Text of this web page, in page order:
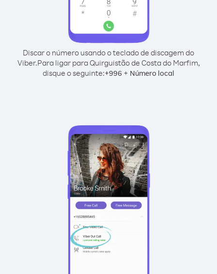
Discar o número usando o teclado de discagem do
Viber.Para ligar para Quirguistão de Costa do Marfim,
disque o seguinte:+996 + Número local